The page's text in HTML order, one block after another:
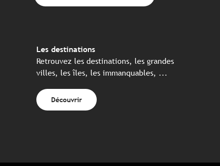
Les destinations
Retrouvez les destinations, les grandes
villes, les îles, les immanquables, ...
Découvrir